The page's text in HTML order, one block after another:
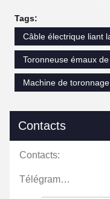
Tags:
Câble électrique liant
Toronneuse émaux
Machine de
Contacts
Contacts:
Télégramme: